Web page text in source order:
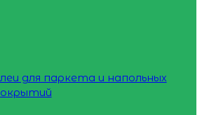
для паркета и напольных